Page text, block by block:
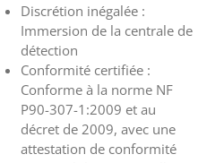
Discrétion inégalée :
Immersion de la centrale de
détection
Conformité certifiée :
Conforme à la norme NF
P90-307-1:2009 et au
décret de 2009, avec une
attestation de conformité